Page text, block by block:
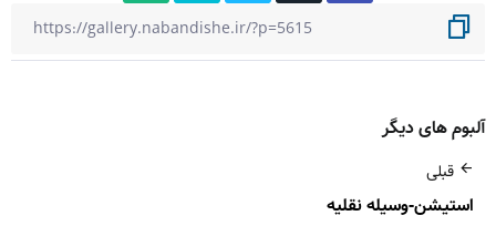
آلبوم های دیگر
قبلی
استیشن-وسیله نقلیه